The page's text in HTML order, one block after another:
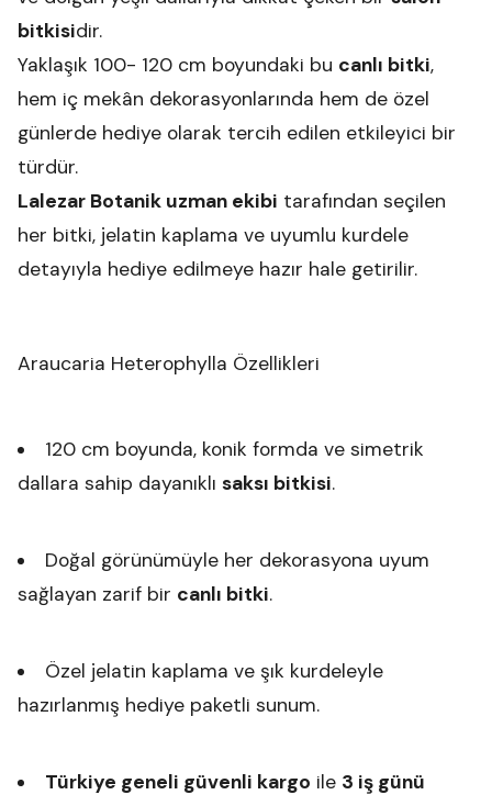
bitkisidir.
Yaklaşık 100- 120 cm boyundaki bu canlı bitki,
hem iç mekân dekorasyonlarında hem de özel
günlerde hediye olarak tercih edilen etkileyici bir
türdür.
Lalezar Botanik uzman ekibi tarafından seçilen
her bitki, jelatin kaplama ve uyumlu kurdele
detayıyla hediye edilmeye hazır hale getirilir.
Araucaria Heterophylla Özellikleri
120 cm boyunda, konik formda ve simetrik
dallara sahip dayanıklı saksı bitkisi.
Doğal görünümüyle her dekorasyona uyum
sağlayan zarif bir canlı bitki.
Özel jelatin kaplama ve şık kurdeleyle
hazırlanmış hediye paketli sunum.
Türkiye geneli güvenli kargo ile 3 iş günü